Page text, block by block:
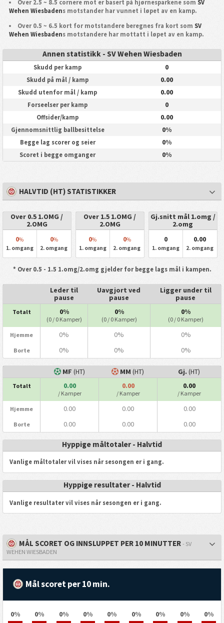
Over 2.5 ~ 8.5 cornere mot er basert på hjørnesparkene somSV
Wehen Wiesbadens motstander har vunnet i løpet av en kamp.
Over 0.5 ~ 6.5 kort for motstandere beregnes fra kort som SV
Wehen Wiesbadens motstandere har mottatt i løpet av en kamp.
Annen statistikk - SV Wehen Wiesbaden
Skudd per kamp 0
Skudd på mål / kamp 0.00
Skudd utenfor mål / kamp 0.00
Forseelser per kamp 0
Offsider/kamp 0.00
Gjennomsnittlig ballbesittelse 0%
Begge lag scorer og seier 0%
Scoret i begge omganger 0%
HALVTID (HT) STATISTIKKER
Over 0.5 1.OMG /
2.OMG
0%
1. omgang
0%
2. omgang
Over 1.5 1.OMG /
2.OMG
0%
1. omgang
0%
2. omgang
Gj.snitt mål 1.omg /
2.omg
0
1. omgang
0.00
2. omgang
* Over 0.5 - 1.5 1.omg/2.omg gjelder for begge lags mål i kampen.
Leder til
pause
Uavgjort ved
pause
Ligger under til
pause
Totalt 0%
(0 / 0 Kamper)
0%
(0 / 0 Kamper)
0%
(0 / 0 Kamper)
Hjemme 0% 0% 0%
Borte 0% 0% 0%
MF (HT) MM (HT) Gj. (HT)
Totalt 0.00
/ Kamper
0.00
/ Kamper
0.00
/ Kamper
Hjemme 0.00 0.00 0.00
Borte 0.00 0.00 0.00
Hyppige måltotaler - Halvtid
Vanlige måltotaler vil vises når sesongen er i gang.
Hyppige resultater - Halvtid
Vanlige resultater vil vises når sesongen er i gang.
MÅL SCORET OG INNSLUPPET PER 10 MINUTTER - SV
WEHEN WIESBADEN
Mål scoret per 10 min.
0% 0% 0% 0% 0% 0% 0% 0% 0%